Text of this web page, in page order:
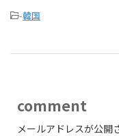
-韓国
comment
メールアドレスが公開